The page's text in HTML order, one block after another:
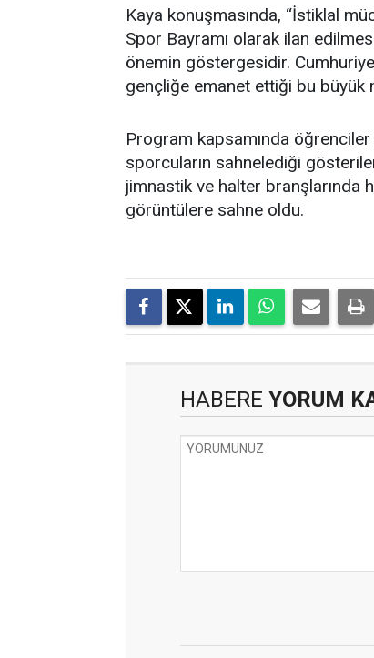
Kaya konuşmasında, “İstiklal
Spor Bayramı olarak ilan
önemin göstergesidir.
gençliğe emanet ettiği bu büyük
Program kapsamında
sporcuların sahnelediği
jimnastik ve halter branşlarında
görüntülere sahne oldu.
HABERE YORUM